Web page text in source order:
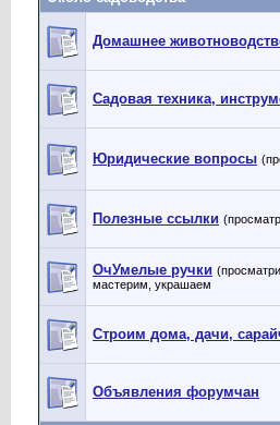
Домашнее
Садовая техника,
Юридические вопросы
Полезные ссылки
ОчУмелые ручки
мастерим, украшаем
Строим дома, дачи,
Объявления форумчан